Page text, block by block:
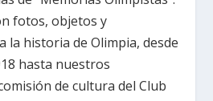
fotos, objetos y
la historia de Olimpia, desde
hasta nuestros
de cultura del Club